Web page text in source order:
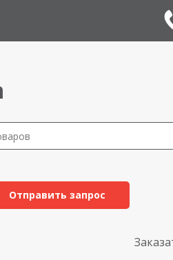
Отправить запрос